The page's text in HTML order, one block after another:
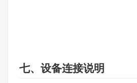
七、设备连接说明